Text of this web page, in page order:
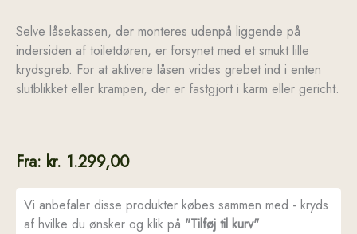
Selve låsekassen, der monteres udenpå liggende på
indersiden af toiletdøren, er forsynet med et smukt lille
krydsgreb. For at aktivere låsen vrides grebet ind i enten
slutblikket eller krampen, der er fastgjort i karm eller gericht.
Fra: kr. 1.299,00
Vi anbefaler disse produkter købes sammen med - kryds
af hvilke du ønsker og klik på "Tilføj til kurv"